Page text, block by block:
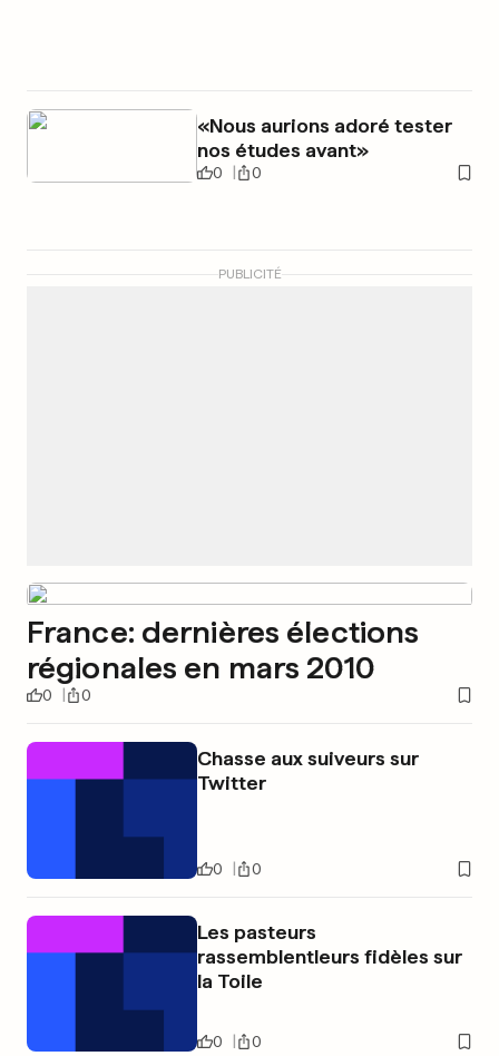
«Nous aurions adoré tester
nos études avant»
0 0
PUBLICITÉ
France: dernières élections
régionales en mars 2010
0 0
Chasse aux suiveurs sur
Twitter
0 0
Les pasteurs
rassemblentleurs fidèles sur
la Toile
0 0